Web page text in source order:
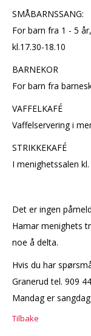
SMÅBARNSSANG:
For barn fra 1 - 5
kl.17.30-18.10
BARNEKOR
For barn fra
VAFFELKAFÉ
Vaffelservering i
STRIKKEKAFÉ
I menighetssalen
Det er ingen
Hamar menighets
noe å delta.
Hvis du har
Granerud tel. 909
Mandag er
Tilbake